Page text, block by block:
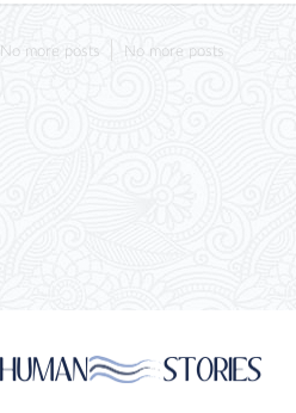
No more posts No more posts